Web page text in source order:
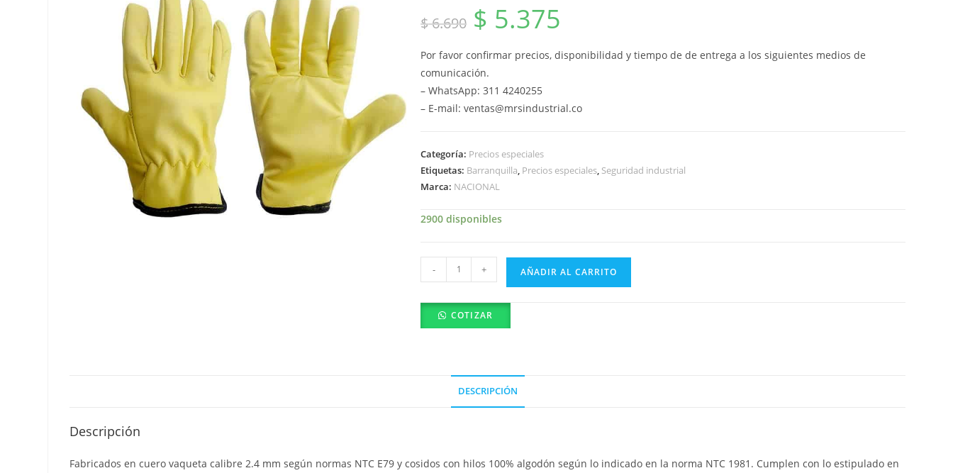
$6.690
El
precio
original
$ 6.690.
$ 5.375
$ 5.375.
Por favor confirmar precios, disponibilidad y tiempo de de entrega a los siguientes medios de
comunicación.
– WhatsApp: 311 4240255
– E-mail: ventas@mrsindustrial.co
Categoría: Precios especiales
Etiquetas: Barranquilla Precios especiales Seguridad industrial
Marca: NACIONAL
2900 disponibles
GUANTES
TIPO
INGENIERO
SENCILLO
cantidad
- + AÑADIR AL CARRITO
COTIZAR
DESCRIPCIÓN
Descripción
Fabricados en cuero vaqueta calibre 2.4 mm según normas NTC E79 y cosidos con hilos 100% algodón según lo indicado en la norma NTC 1981. Cumplen con lo estipulado en